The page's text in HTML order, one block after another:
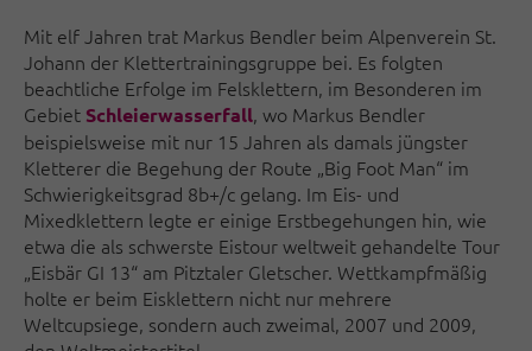
Mit elf Jahren trat Markus Bendler beim Alpenverein St.
Johann der Klettertrainingsgruppe bei. Es folgten
beachtliche Erfolge im Felsklettern, im Besonderen im
Gebiet Schleierwasserfall, wo Markus Bendler
beispielsweise mit nur 15 Jahren als damals jüngster
Kletterer die Begehung der Route „Big Foot Man“ im
Schwierigkeitsgrad 8b+/c gelang. Im Eis- und
Mixedklettern legte er einige Erstbegehungen hin, wie
etwa die als schwerste Eistour weltweit gehandelte Tour
„Eisbär GI 13“ am Pitztaler Gletscher. Wettkampfmäßig
holte er beim Eisklettern nicht nur mehrere
Weltcupsiege, sondern auch zweimal, 2007 und 2009,